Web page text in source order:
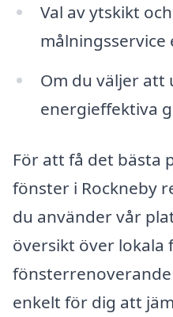
Val av ytskikt
målningsservice
Om du väljer
energieffektiva
För att få det bästa
fönster i Rockneby
du använder vår
översikt över
enkelt för dig att